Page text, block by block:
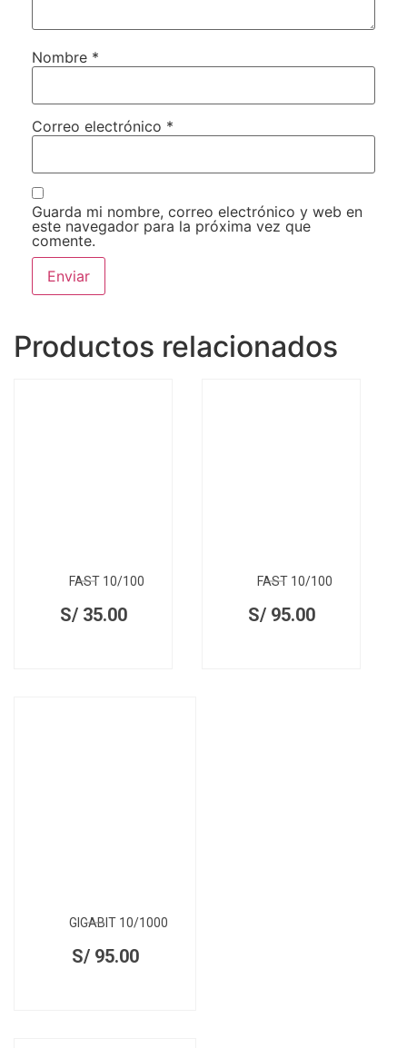
Nombre *
Correo electrónico *
Guarda mi nombre, correo electrónico y web en
este navegador para la próxima vez que
comente.
Productos relacionados
FAST 10/100
S/35.00
FAST 10/100
S/95.00
GIGABIT 10/1000
S/95.00